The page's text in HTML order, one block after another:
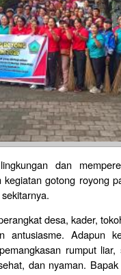
dan
kegiatan gotong royong
desa, kader,
Adapun
rumput
dan nyaman.